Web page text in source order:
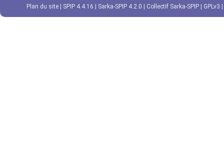
Plan du site SPIP 4.4.16 Sarka-SPIP 4.2.0 Collectif Sarka-SPIP GPLv3